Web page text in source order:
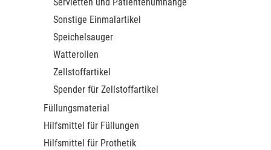
Servietten und Patientenumhänge
Sonstige Einmalartikel
Speichelsauger
Watterollen
Zellstoffartikel
Spender für Zellstoffartikel
Füllungsmaterial
Hilfsmittel für Füllungen
Hilfsmittel für Prothetik